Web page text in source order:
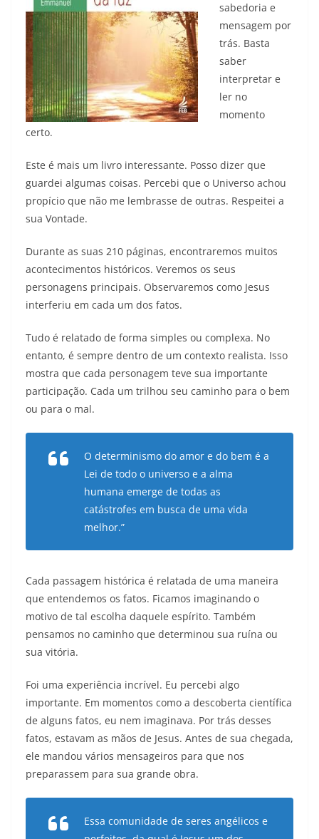
sabedoria e
mensagem por
trás. Basta
saber
interpretar e
ler no
momento
certo.
Este é mais um livro interessante. Posso dizer que
guardei algumas coisas. Percebi que o Universo achou
propício que não me lembrasse de outras. Respeitei a
sua Vontade.
Durante as suas 210 páginas, encontraremos muitos
acontecimentos históricos. Veremos os seus
personagens principais. Observaremos como Jesus
interferiu em cada um dos fatos.
Tudo é relatado de forma simples ou complexa. No
entanto, é sempre dentro de um contexto realista. Isso
mostra que cada personagem teve sua importante
participação. Cada um trilhou seu caminho para o bem
ou para o mal.
O determinismo do amor e do bem é a
Lei de todo o universo e a alma
humana emerge de todas as
catástrofes em busca de uma vida
melhor.”
Cada passagem histórica é relatada de uma maneira
que entendemos os fatos. Ficamos imaginando o
motivo de tal escolha daquele espírito. Também
pensamos no caminho que determinou sua ruína ou
sua vitória.
Foi uma experiência incrível. Eu percebi algo
importante. Em momentos como a descoberta científica
de alguns fatos, eu nem imaginava. Por trás desses
fatos, estavam as mãos de Jesus. Antes de sua chegada,
ele mandou vários mensageiros para que nos
preparassem para sua grande obra.
Essa comunidade de seres angélicos e